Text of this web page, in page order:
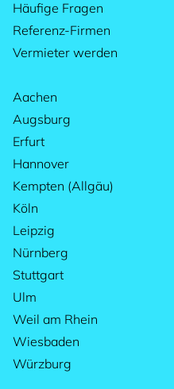
Häufige Fragen
Referenz-Firmen
Vermieter werden
Aachen
Augsburg
Erfurt
Hannover
Kempten (Allgäu)
Köln
Leipzig
Nürnberg
Stuttgart
Ulm
Weil am Rhein
Wiesbaden
Würzburg